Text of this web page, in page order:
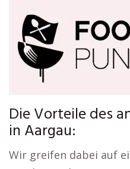
Die Vorteile des
in Aargau:
Wir greifen dabei auf